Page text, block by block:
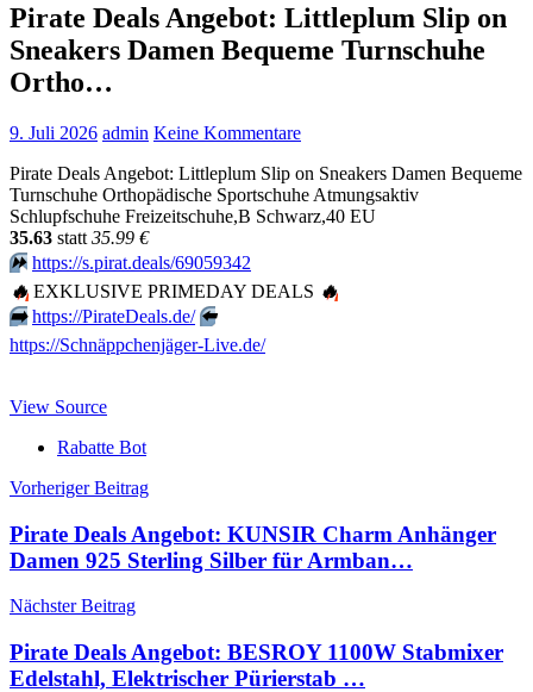
Pirate Deals Angebot: Littleplum Slip on
Sneakers Damen Bequeme Turnschuhe
Ortho…
9. Juli 2026 admin Keine Kommentare
Pirate Deals Angebot: Littleplum Slip on Sneakers Damen Bequeme
Turnschuhe Orthopädische Sportschuhe Atmungsaktiv
Schlupfschuhe Freizeitschuhe,B Schwarz,40 EU
35.63 statt 35.99 €
⏩️ https://s.pirat.deals/69059342
🔥 EXKLUSIVE PRIMEDAY DEALS 🔥
➡️ https://PirateDeals.de/ ⬅️
https://Schnäppchenjäger-Live.de/
View Source
Rabatte Bot
Beitragsnavigation
Vorheriger Beitrag
Pirate Deals Angebot: KUNSIR Charm Anhänger
Damen 925 Sterling Silber für Armban…
Nächster Beitrag
Pirate Deals Angebot: BESROY 1100W Stabmixer
Edelstahl, Elektrischer Pürierstab …